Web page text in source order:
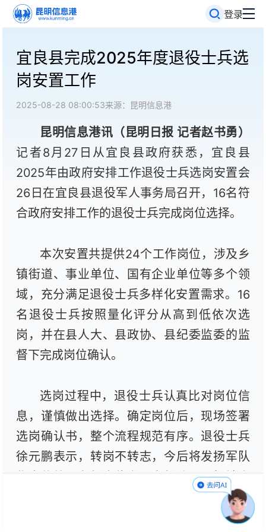
登录
宜良县完成2025年度退役士兵选
岗安置工作
2025-08-28 08:00:53来源：昆明信息港
昆明信息港讯（昆明日报 记者赵书勇）
记者8月27日从宜良县政府获悉，宜良县
2025年由政府安排工作退役士兵选岗安置会
26日在宜良县退役军人事务局召开，16名符
合政府安排工作的退役士兵完成岗位选择。
本次安置共提供24个工作岗位，涉及乡
镇街道、事业单位、国有企业单位等多个领
域，充分满足退役士兵多样化安置需求。16
名退役士兵按照量化评分从高到低依次选
岗，并在县人大、县政协、县纪委监委的监
督下完成岗位确认。
选岗过程中，退役士兵认真比对岗位信
息，谨慎做出选择。确定岗位后，现场签署
选岗确认书，整个流程规范有序。退役士兵
徐元鹏表示，转岗不转志，今后将发扬军队
优良传统，在新岗位上再立新功，回报社会